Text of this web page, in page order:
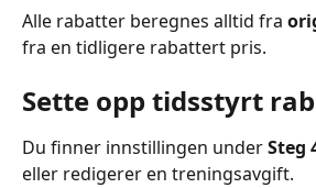
Alle rabatter beregnes alltid fra
fra en tidligere rabattert pris.
Sette opp tidsstyrt
Du finner innstillingen under Steg
eller redigerer en treningsavgift.